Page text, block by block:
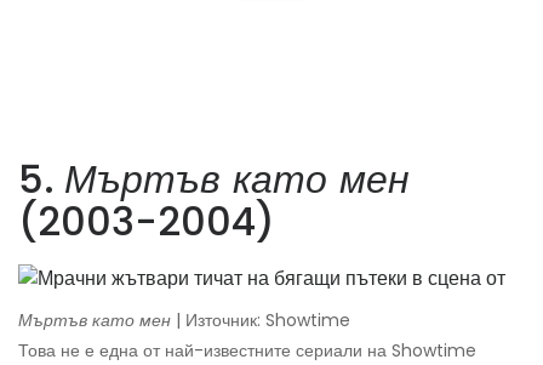
5. Мъртъв като мен
(2003-2004)
Мъртъв като мен | Източник: Showtime
Това не е една от най-известните сериали на Showtime